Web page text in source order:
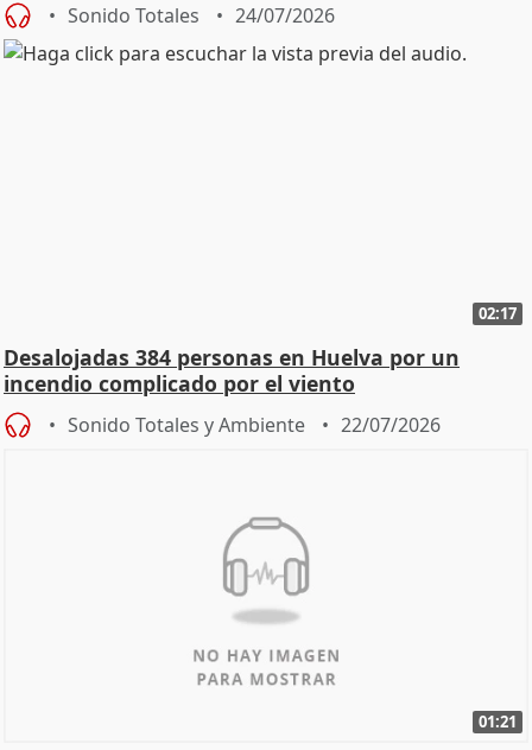
Sonido Totales 24/07/2026
02:17
Desalojadas 384 personas en Huelva por un
incendio complicado por el viento
Sonido Totales y Ambiente 22/07/2026
01:21